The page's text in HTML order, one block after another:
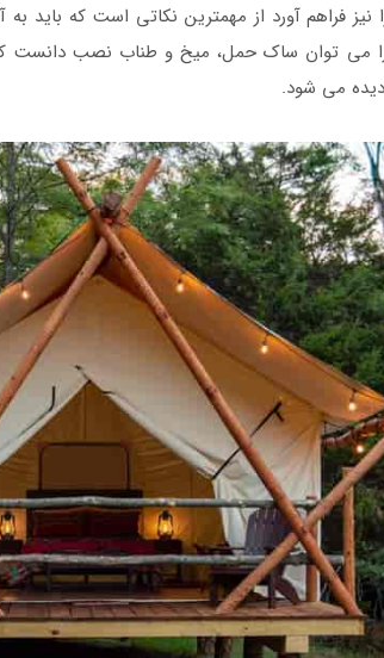
فراهم آورد از مهمترین نکاتی است که باید به
می توان ساک حمل، میخ و طناب نصب دانست
می شود.